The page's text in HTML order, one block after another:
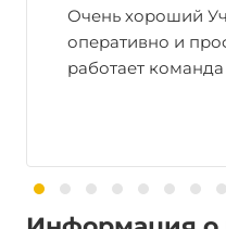
Очень хороший
оперативно и
работает команда